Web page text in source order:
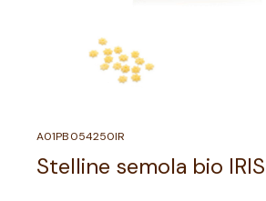
A01PB054250IR
Stelline semola bio